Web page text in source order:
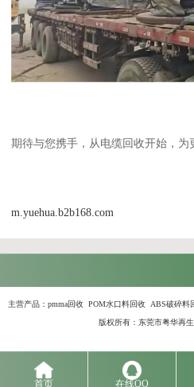
期待与您携手，从电缆回收开始，为
m.yuehua.b2b168.com
主营产品： pmma回收 POM水口料回收 ABS破碎
版权所有：东莞市粤华再
首页 在线QQ